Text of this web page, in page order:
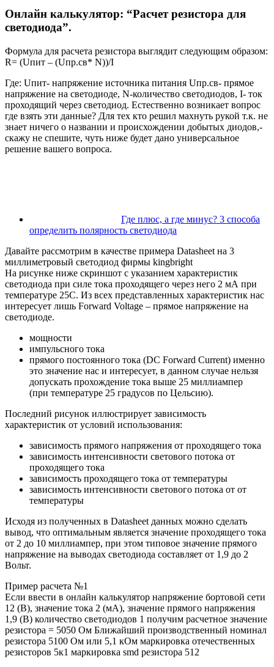
Онлайн калькулятор: “Расчет резистора для
светодиода”.
Формула для расчета резистора выглядит следующим образом:
R= (Uпит – (Uпр.св* N))/I
Где: Uпит- напряжение источника питания Uпр.св- прямое
напряжение на светодиоде, N-количество светодиодов, I- ток
проходящий через светодиод. Естественно возникает вопрос
где взять эти данные? Для тех кто решил махнуть рукой т.к. не
знает ничего о названии и происхождении добытых диодов,-
скажу не спешите, чуть ниже будет дано универсальное
решение вашего вопроса.
Где плюс, а где минус? 3 способа
определить полярность светодиода
Давайте рассмотрим в качестве примера Datasheet на 3
миллиметровый светодиод фирмы kingbright
На рисунке ниже скриншот с указанием характеристик
светодиода при силе тока проходящего через него 2 мА при
температуре 25С. Из всех представленных характеристик нас
интересует лишь Forward Voltage – прямое напряжение на
светодиоде.
мощности
импульсного тока
прямого постоянного тока (DC Forward Current) именно
это значение нас и интересует, в данном случае нельзя
допускать прохождение тока выше 25 миллиампер
(при температуре 25 градусов по Цельсию).
Последний рисунок иллюстрирует зависимость
характеристик от условий использования:
зависимость прямого напряжения от проходящего тока
зависимость интенсивности светового потока от
проходящего тока
зависимость проходящего тока от температуры
зависимость интенсивности светового потока от от
температуры
Исходя из полученных в Datasheet данных можно сделать
вывод, что оптимальным является значение проходящего тока
от 2 до 10 миллиампер, при этом типовое значение прямого
напряжение на выводах светодиода составляет от 1,9 до 2
Вольт.
Пример расчета №1
Если ввести в онлайн калькулятор напряжение бортовой сети
12 (В), значение тока 2 (мА), значение прямого напряжения
1,9 (В) количество светодиодов 1 получим расчетное значение
резистора = 5050 Ом Ближайший производственный номинал
резистора 5100 Ом или 5,1 кОм маркировка отечественных
резисторов 5к1 маркировка smd резистора 512